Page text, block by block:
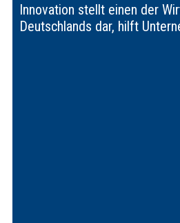
Innovation stellt einen der
Deutschlands dar, hilft